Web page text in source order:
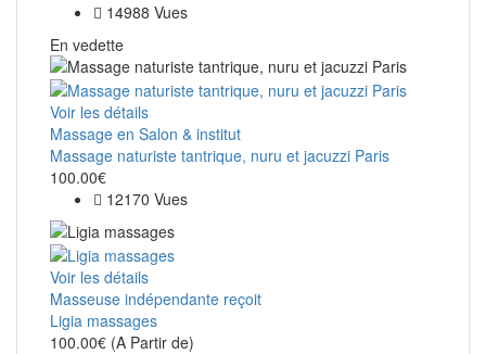
14988 Vues
En vedette
Voir les détails
Massage en Salon & institut
Massage naturiste tantrique, nuru et jacuzzi Paris
100.00€
12170 Vues
Voir les détails
Masseuse indépendante reçoit
Ligia massages
100.00€ (A Partir de)